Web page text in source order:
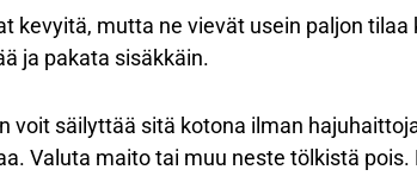
kevyitä, mutta ne vievät usein paljon
ja pakata sisäkkäin.
voit säilyttää sitä kotona ilman
Valuta maito tai muu neste tölkistä